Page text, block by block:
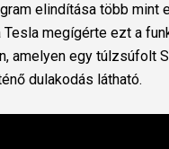
elindítása több mint
Tesla megígérte ezt a
amelyen egy túlzsúfolt
dulakodás látható.